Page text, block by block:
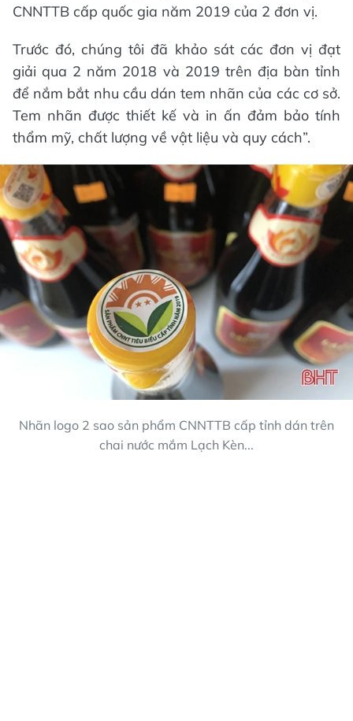
CNNTTB cấp quốc gia năm 2019 của 2 đơn vị.
Trước đó, chúng tôi đã khảo sát các đơn vị đạt
giải qua 2 năm 2018 và 2019 trên địa bàn tỉnh
để nắm bắt nhu cầu dán tem nhãn của các cơ sở.
Tem nhãn được thiết kế và in ấn đảm bảo tính
thẩm mỹ, chất lượng về vật liệu và quy cách”.
Nhãn logo 2 sao sản phẩm CNNTTB cấp tỉnh dán trên
chai nước mắm Lạch Kèn...